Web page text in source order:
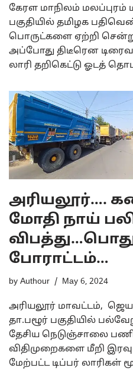
கேரள மாநிலம் மலப்புரம்
பகுதியில் தமிழக
பொருட்களை ஏற்றி
அப்போது திடீரென
லாரி தறிகெட்டு ஓடத்
அரியலூர்….
மோதி நாய்
போராட்டம்…
by Authour May 6, 2024
அரியலூர் மாவட்டம்,
தா.பழூர் பகுதியில்
தேசிய நெடுஞ்சாலை
விதிமுறைகளை மீறி
மேற்பட்ட டிப்பர் லாரிகள்